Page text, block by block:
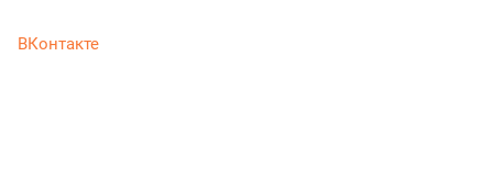
ВКонтакте